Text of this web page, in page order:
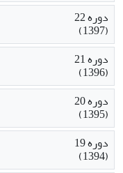
دوره 22
(1397)
دوره 21
(1396)
دوره 20
(1395)
دوره 19
(1394)